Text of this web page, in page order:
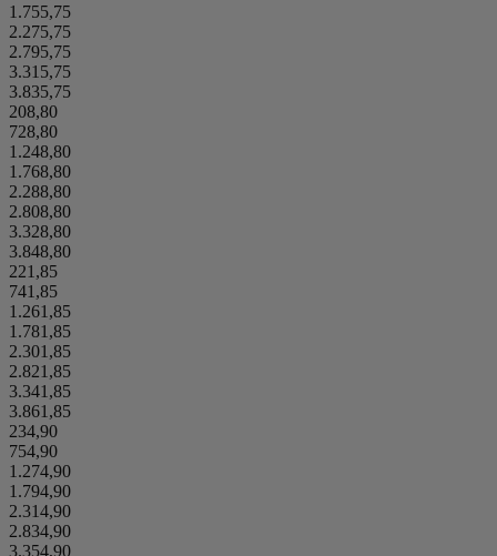
1.755,75
2.275,75
2.795,75
3.315,75
3.835,75
208,80
728,80
1.248,80
1.768,80
2.288,80
2.808,80
3.328,80
3.848,80
221,85
741,85
1.261,85
1.781,85
2.301,85
2.821,85
3.341,85
3.861,85
234,90
754,90
1.274,90
1.794,90
2.314,90
2.834,90
3.354,90